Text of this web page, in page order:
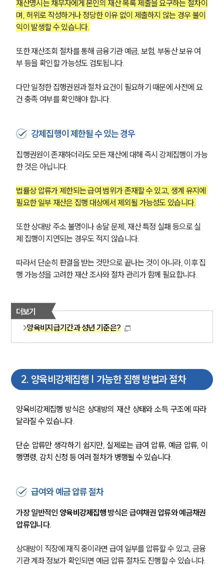
재산명시는 채무자에게 본인의 재산 목록 제출을 요구하는 절차이
며, 허위로 작성하거나 정당한 이유 없이 제출하지 않는 경우 불이
익이 발생할 수 있습니다.
또한 재산조회 절차를 통해 금융기관 예금, 보험, 부동산 보유 여
부 등을 확인할 가능성도 검토됩니다.
다만 일정한 집행권원과 절차 요건이 필요하기 때문에 사전에 요
건 충족 여부를 확인해야 합니다.
강제집행이 제한될 수 있는 경우
집행권원이 존재하더라도 모든 재산에 대해 즉시 강제집행이 가능
한 것은 아닙니다.
법률상 압류가 제한되는 급여 범위가 존재할 수 있고, 생계 유지에
필요한 일부 재산은 집행 대상에서 제외될 가능성도 있습니다.
또한 상대방 주소 불명이나 송달 문제, 재산 특정 실패 등으로 실
제 집행이 지연되는 경우도 적지 않습니다.
따라서 단순히 판결을 받는 것만으로 끝나는 것이 아니라, 이후 집
행 가능성을 고려한 재산 조사와 절차 관리가 함께 필요합니다.
더보기
양육비지급기간과 성년 기준은?
2. 양육비강제집행 | 가능한 집행 방법과 절차
양육비강제집행 방식은 상대방의 재산 상태와 소득 구조에 따라
달라질 수 있습니다.
단순 압류만 생각하기 쉽지만, 실제로는 급여 압류, 예금 압류, 이
행명령, 감치 신청 등 여러 절차가 병행될 수 있습니다.
급여와 예금 압류 절차
가장 일반적인 양육비강제집행 방식은 급여채권 압류와 예금채권
압류입니다.
상대방이 직장에 재직 중이라면 급여 일부를 압류할 수 있고, 금융
기관 계좌 정보가 확인되면 예금 압류 절차도 진행할 수 있습니다.